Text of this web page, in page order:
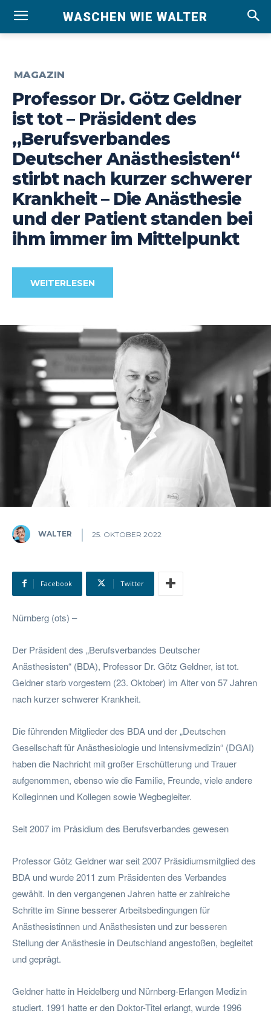
WASCHEN WIE WALTER
MAGAZIN
Professor Dr. Götz Geldner
ist tot – Präsident des
„Berufsverbandes
Deutscher Anästhesisten“
stirbt nach kurzer schwerer
Krankheit – Die Anästhesie
und der Patient standen bei
ihm immer im Mittelpunkt
WEITERLESEN
WALTER 25. OKTOBER 2022
Facebook Twitter
Nürnberg (ots) –
Der Präsident des „Berufsverbandes Deutscher
Anästhesisten“ (BDA), Professor Dr. Götz Geldner, ist tot.
Geldner starb vorgestern (23. Oktober) im Alter von 57 Jahren
nach kurzer schwerer Krankheit.
Die führenden Mitglieder des BDA und der „Deutschen
Gesellschaft für Anästhesiologie und Intensivmedizin“ (DGAI)
haben die Nachricht mit großer Erschütterung und Trauer
aufgenommen, ebenso wie die Familie, Freunde, viele andere
Kolleginnen und Kollegen sowie Wegbegleiter.
Seit 2007 im Präsidium des Berufsverbandes gewesen
Professor Götz Geldner war seit 2007 Präsidiumsmitglied des
BDA und wurde 2011 zum Präsidenten des Verbandes
gewählt. In den vergangenen Jahren hatte er zahlreiche
Schritte im Sinne besserer Arbeitsbedingungen für
Anästhesistinnen und Anästhesisten und zur besseren
Stellung der Anästhesie in Deutschland angestoßen, begleitet
und geprägt.
Geldner hatte in Heidelberg und Nürnberg-Erlangen Medizin
studiert. 1991 hatte er den Doktor-Titel erlangt, wurde 1996